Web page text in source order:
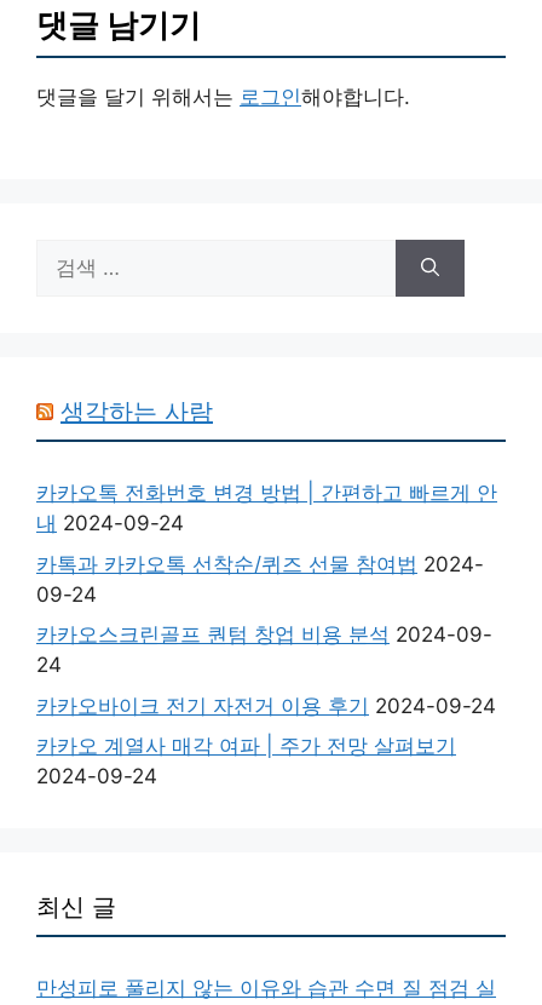
댓글 남기기
댓글을 달기 위해서는 로그인해야합니다.
색:
생각하는 사람
카카오톡 전화번호 변경 방법 | 간편하고 빠르게 안
내 2024-09-24
카톡과 카카오톡 선착순/퀴즈 선물 참여법 2024-
09-24
카카오스크린골프 퀀텀 창업 비용 분석 2024-09-
24
카카오바이크 전기 자전거 이용 후기 2024-09-24
카카오 계열사 매각 여파 | 주가 전망 살펴보기
2024-09-24
최신 글
만성피로 풀리지 않는 이유와 습관 수면 질 점검 실